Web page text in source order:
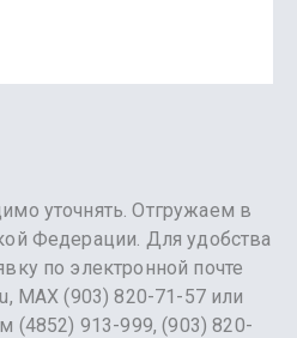
уточнять. Отгружаем в
Федерации. Для удобства
по электронной почте
MAX (903) 820-71-57 или
(4852) 913-999, (903) 820-